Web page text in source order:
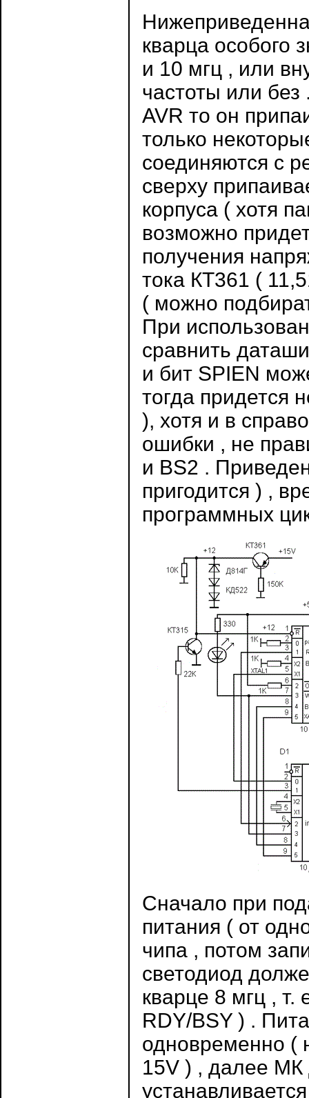
кварца особого
и 10 мгц , или
частоты или
AVR то он
только
соединяются с
сверху
корпуса ( хотя
возможно
получения
тока КТ361 (
( можно
При
сравнить
и бит SPIEN
тогда придется
), хотя и в
ошибки , не
и BS2 .
пригодится ) ,
программных
Сначало при
питания ( от
чипа , потом
светодиод
кварце 8 мгц , т.
RDY/BSY ) .
одновременно (
15V ) , далее МК